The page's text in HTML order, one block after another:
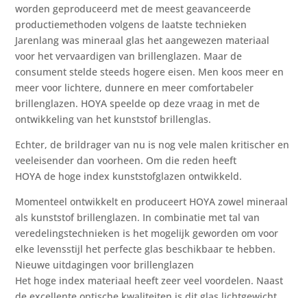
worden geproduceerd met de meest geavanceerde
productiemethoden volgens de laatste technieken
Jarenlang was mineraal glas het aangewezen materiaal
voor het vervaardigen van brillenglazen. Maar de
consument stelde steeds hogere eisen. Men koos meer en
meer voor lichtere, dunnere en meer comfortabeler
brillenglazen. HOYA speelde op deze vraag in met de
ontwikkeling van het kunststof brillenglas.
Echter, de brildrager van nu is nog vele malen kritischer en
veeleisender dan voorheen. Om die reden heeft
HOYA de hoge index kunststofglazen ontwikkeld.
Momenteel ontwikkelt en produceert HOYA zowel mineraal
als kunststof brillenglazen. In combinatie met tal van
veredelingstechnieken is het mogelijk geworden om voor
elke levensstijl het perfecte glas beschikbaar te hebben.
Nieuwe uitdagingen voor brillenglazen
Het hoge index materiaal heeft zeer veel voordelen. Naast